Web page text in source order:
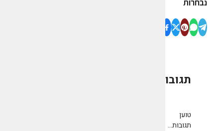
נבחרות
תגובות
טוען
תגובות...